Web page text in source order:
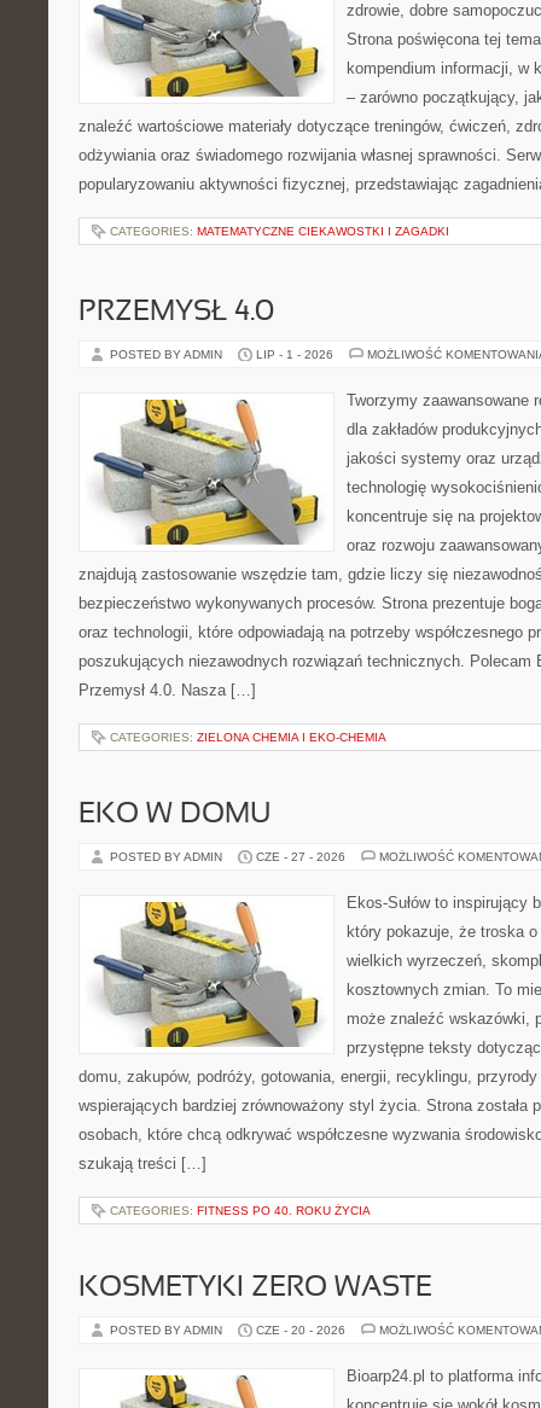
zdrowie, dobre
Strona poświęcona tej
kompendium informacji, w
– zarówno początkujący,
znaleźć wartościowe materiały dotyczące treningów, ćwiczeń,
odżywiania oraz świadomego rozwijania własnej sprawności.
popularyzowaniu aktywności fizycznej, przedstawiając
CATEGORIES: MATEMATYCZNE CIEKAWOSTKI I ZAGADKI
PRZEMYSŁ 4.0
POSTED BY ADMIN LIP - 1 - 2026 MOŻLIWOŚĆ
Tworzymy zaawansowane
dla zakładów
jakości systemy oraz
technologię
koncentruje się na
oraz rozwoju
znajdują zastosowanie wszędzie tam, gdzie liczy się
bezpieczeństwo wykonywanych procesów. Strona prezentuje
oraz technologii, które odpowiadają na potrzeby współczesnego
poszukujących niezawodnych rozwiązań technicznych. Polecam
Przemysł 4.0. Nasza […]
CATEGORIES: ZIELONA CHEMIA I EKO-CHEMIA
EKO W DOMU
POSTED BY ADMIN CZE - 27 - 2026 MOŻLIWOŚĆ
Ekos-Sułów to inspirujący
który pokazuje, że troska
wielkich wyrzeczeń,
kosztownych zmian. To
może znaleźć wskazówki,
przystępne teksty
domu, zakupów, podróży, gotowania, energii, recyklingu,
wspierających bardziej zrównoważony styl życia. Strona została
osobach, które chcą odkrywać współczesne wyzwania
szukają treści […]
CATEGORIES: FITNESS PO 40. ROKU ŻYCIA
KOSMETYKI ZERO WASTE
POSTED BY ADMIN CZE - 20 - 2026 MOŻLIWOŚĆ
Bioarp24.pl to platforma